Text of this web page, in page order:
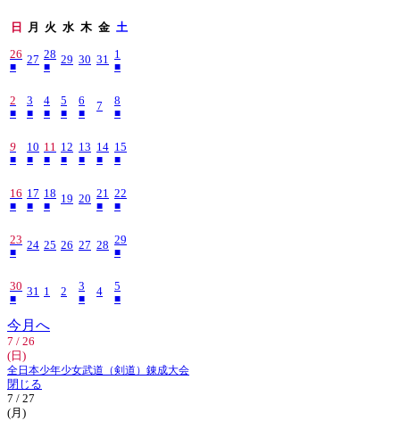
日 月 火 水 木 金 土
26
■
27 28
■
29 30 31 1
■
2
■
3
■
4
■
5
■
6
■
7 8
■
9
■
10
■
11
■
12
■
13
■
14
■
15
■
16
■
17
■
18
■
19 20 21
■
22
■
23
■
24 25 26 27 28 29
■
30
■
31 1 2 3
■
4 5
■
今月へ
7 / 26
(日)
全日本少年少女武道（剣道）錬成大会
閉じる
7 / 27
(月)